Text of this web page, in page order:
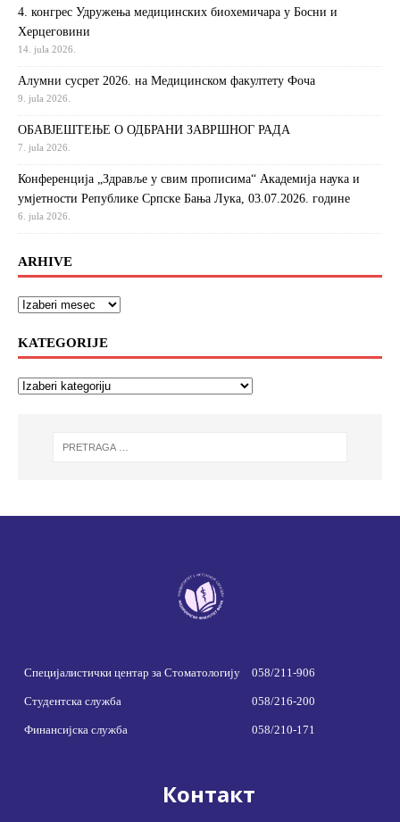
4. конгрес Удружења медицинских биохемичара у Босни и
Херцеговини
14. jula 2026.
Алумни сусрет 2026. на Медицинском факултету Фоча
9. jula 2026.
ОБАВЈЕШТЕЊЕ О ОДБРАНИ ЗАВРШНОГ РАДА
7. jula 2026.
Конференција „Здравље у свим прописима“ Академија наука и
умјетности Републике Српске Бања Лука, 03.07.2026. године
6. jula 2026.
ARHIVE
KATEGORIJE
Специјалистички центар за Стоматологију 058/211-906
Студентска служба 058/216-200
Финансијска служба 058/210-171
Контакт